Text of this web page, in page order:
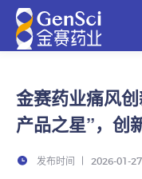
金赛药业痛风
产品之星”，创
发布时间 2026-01-27